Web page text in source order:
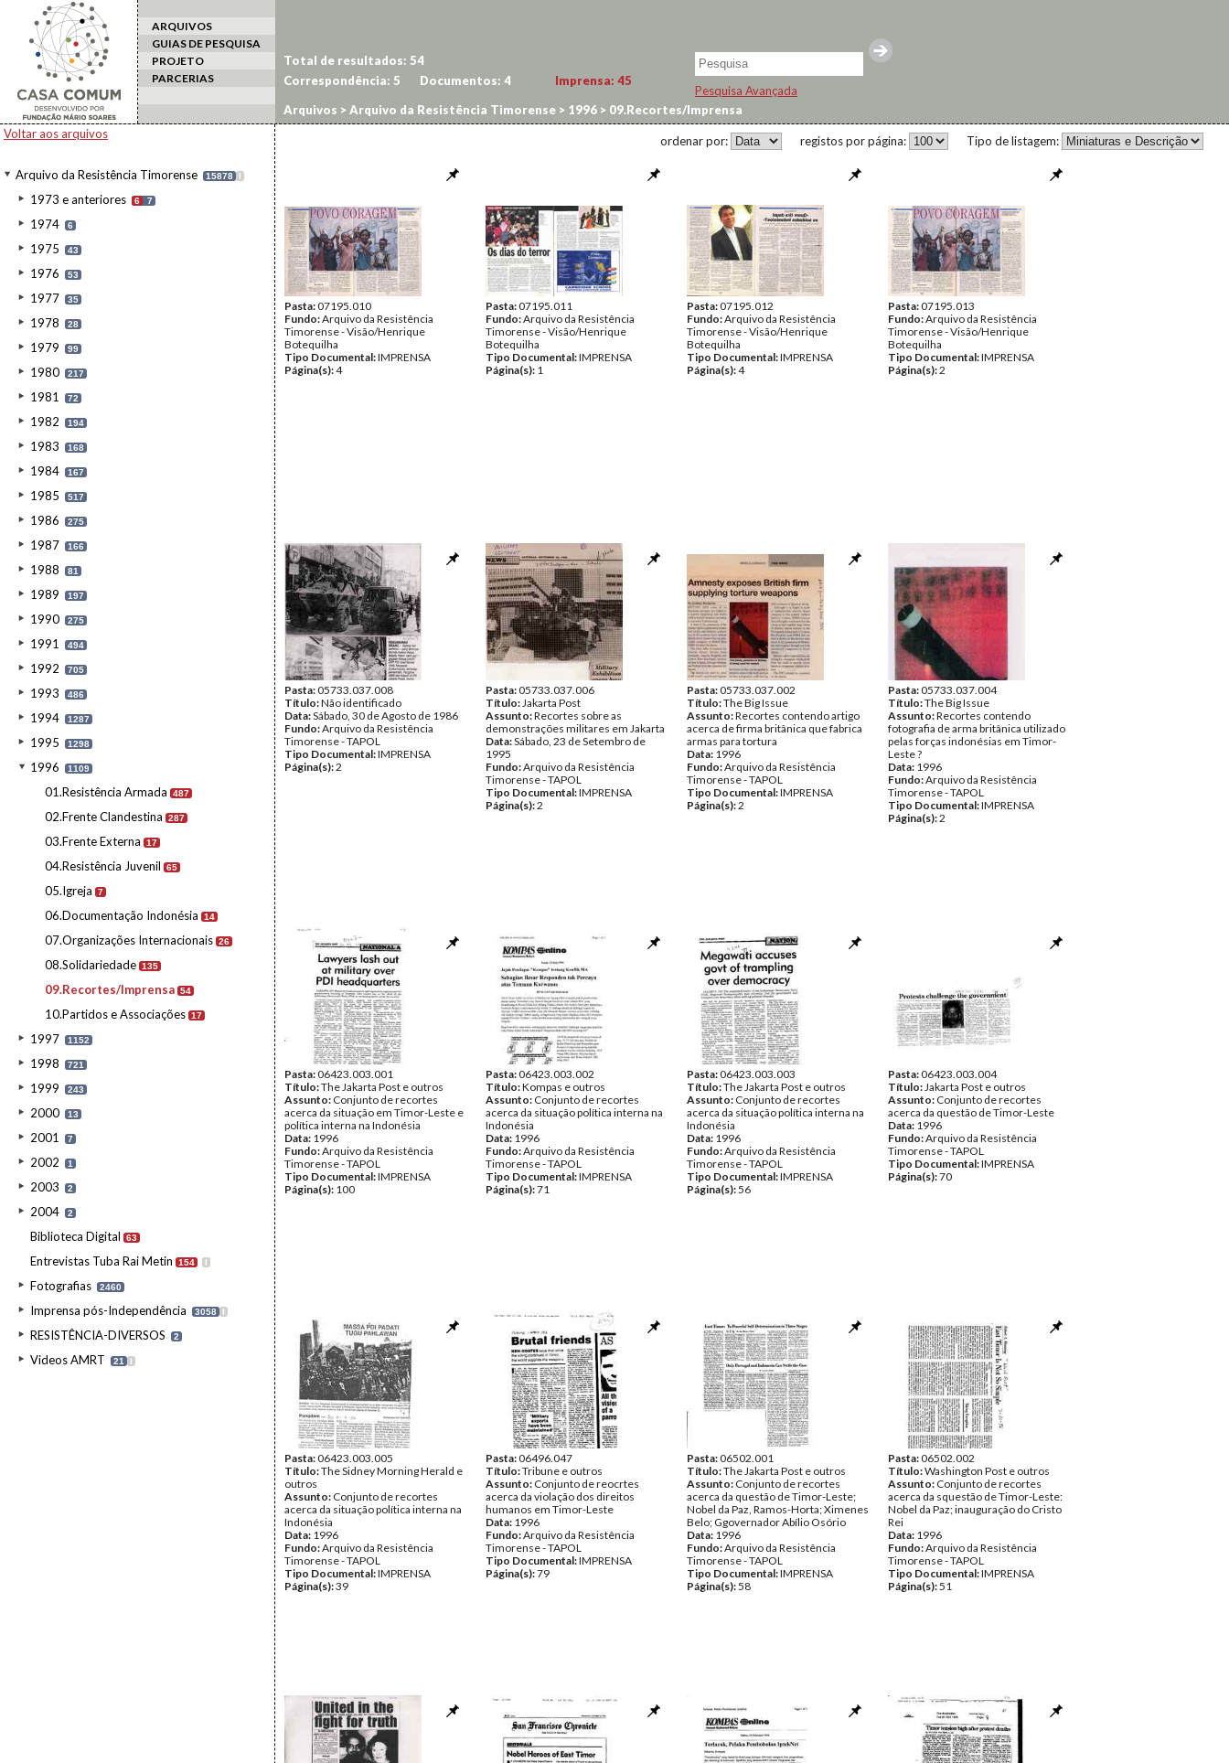
ARQUIVOS
GUIAS DE PESQUISA
PROJETO
PARCERIAS
Pesquisa Avançada
Voltar aos arquivos
Arquivo da Resistência Timorense 15878 I
1973 e anteriores 6 7
1974 6
1975 43
1976 53
1977 35
1978 28
1979 99
1980 217
1981 72
1982 194
1983 168
1984 167
1985 517
1986 275
1987 166
1988 81
1989 197
1990 275
1991 494
1992 705
1993 486
1994 1287
1995 1298
1996 1109
01.Resistência Armada 487
02.Frente Clandestina 287
03.Frente Externa 17
04.Resistência Juvenil 65
05.Igreja 7
06.Documentação Indonésia 14
07.Organizações Internacionais 26
08.Solidariedade 135
09.Recortes/Imprensa 54
10.Partidos e Associações 17
1997 1152
1998 721
1999 243
2000 13
2001 7
2002 1
2003 2
2004 2
Biblioteca Digital 63
Entrevistas Tuba Rai Metin 154 I
Fotografias 2460
Imprensa pós-Independência 3058 I
RESISTÊNCIA-DIVERSOS 2
Videos AMRT 21 I
Total de resultados: 54
Correspondência: 5 Documentos: 4 Imprensa: 45
Arquivos >Arquivo da Resistência Timorense > 1996 > 09.Recortes/Imprensa
Tipo de listagem:
registos por página:
ordenar por:
Pasta:07195.010
Fundo:Arquivo da Resistência
Timorense - Visão/Henrique
Botequilha
Tipo Documental:IMPRENSA
Página(s):4
Pasta:07195.011
Fundo:Arquivo da Resistência
Timorense - Visão/Henrique
Botequilha
Tipo Documental:IMPRENSA
Página(s): 1
Pasta:07195.012
Fundo:Arquivo da Resistência
Timorense - Visão/Henrique
Botequilha
Tipo Documental:IMPRENSA
Página(s):4
Pasta:07195.013
Fundo:Arquivo da Resistência
Timorense - Visão/Henrique
Botequilha
Tipo Documental:IMPRENSA
Página(s):2
Pasta:05733.037.008
Título:Não identificado
Data:Sábado, 30 de Agosto de 1986
Fundo:Arquivo da Resistência
Timorense - TAPOL
Tipo Documental:IMPRENSA
Página(s):2
Pasta:05733.037.006
Título:Jakarta Post
Assunto:Recortes sobre as
demonstrações militares em Jakarta
Data:Sábado, 23 de Setembro de
1995
Fundo:Arquivo da Resistência
Timorense - TAPOL
Tipo Documental:IMPRENSA
Página(s):2
Pasta:05733.037.002
Título:The Big Issue
Assunto:Recortes contendo artigo
acerca de firma britânica que fabrica
armas para tortura
Data: 1996
Fundo:Arquivo da Resistência
Timorense - TAPOL
Tipo Documental:IMPRENSA
Página(s):2
Pasta:05733.037.004
Título:The Big Issue
Assunto:Recortes contendo
fotografia de arma britânica utilizado
pelas forças indonésias em Timor-
Leste ?
Data: 1996
Fundo:Arquivo da Resistência
Timorense - TAPOL
Tipo Documental:IMPRENSA
Página(s):2
Pasta:06423.003.001
Título:The Jakarta Post e outros
Assunto: Conjunto de recortes
acerca da situação em Timor-Leste e
política interna na Indonésia
Data: 1996
Fundo:Arquivo da Resistência
Timorense - TAPOL
Tipo Documental:IMPRENSA
Página(s): 100
Pasta:06423.003.002
Título:Kompas e outros
Assunto: Conjunto de recortes
acerca da situação política interna na
Indonésia
Data: 1996
Fundo:Arquivo da Resistência
Timorense - TAPOL
Tipo Documental:IMPRENSA
Página(s):71
Pasta:06423.003.003
Título:The Jakarta Post e outros
Assunto: Conjunto de recortes
acerca da situação política interna na
Indonésia
Data: 1996
Fundo:Arquivo da Resistência
Timorense - TAPOL
Tipo Documental:IMPRENSA
Página(s):56
Pasta:06423.003.004
Título:Jakarta Post e outros
Assunto: Conjunto de recortes
acerca da questão de Timor-Leste
Data: 1996
Fundo:Arquivo da Resistência
Timorense - TAPOL
Tipo Documental:IMPRENSA
Página(s):70
Pasta:06423.003.005
Título:The Sidney Morning Herald e
outros
Assunto: Conjunto de recortes
acerca da situação política interna na
Indonésia
Data: 1996
Fundo:Arquivo da Resistência
Timorense - TAPOL
Tipo Documental:IMPRENSA
Página(s):39
Pasta:06496.047
Título:Tribune e outros
Assunto: Conjunto de reocrtes
acerca da violação dos direitos
humanos em Timor-Leste
Data: 1996
Fundo:Arquivo da Resistência
Timorense - TAPOL
Tipo Documental:IMPRENSA
Página(s):79
Pasta:06502.001
Título:The Jakarta Post e outros
Assunto: Conjunto de recortes
acerca da questão de Timor-Leste;
Nobel da Paz, Ramos-Horta; Ximenes
Belo; Ggovernador Abílio Osório
Data: 1996
Fundo:Arquivo da Resistência
Timorense - TAPOL
Tipo Documental:IMPRENSA
Página(s):58
Pasta:06502.002
Título:Washington Post e outros
Assunto: Conjunto de recortes
acerca da squestão de Timor-Leste:
Nobel da Paz; inauguração do Cristo
Rei
Data: 1996
Fundo:Arquivo da Resistência
Timorense - TAPOL
Tipo Documental:IMPRENSA
Página(s):51